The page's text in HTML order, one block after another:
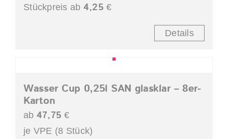
Stückpreis ab 4,25 €
Details
Wasser Cup 0,25l SAN glasklar – 8er-
Karton
ab 47,75 €
je VPE (8 Stück)